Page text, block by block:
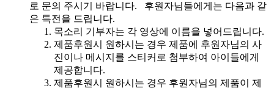
로 문의 주시기 바랍니다. 후원자님들에게는 다음과 같
은 특전을 드립니다.
목소리 기부자는 각 영상에 이름을 넣어드립니다.
제품후원시 원하시는 경우 제품에 후원자님의 사
진이나 메시지를 스티커로 첨부하여 아이들에게
제공합니다.
제품후원시 원하시는 경우 후원자님의 제품이 제